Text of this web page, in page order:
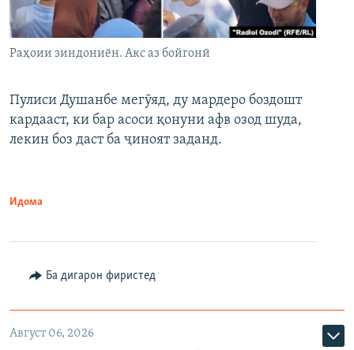
Раҳоии зиндониён. Акс аз бойгонӣ
Пулиси Душанбе мегӯяд, ду мардеро боздошт
кардааст, ки бар асоси қонуни афв озод шуда,
лекин боз даст ба ҷиноят заданд.
Идома
Ба дигарон фиристед
Август 06, 2026